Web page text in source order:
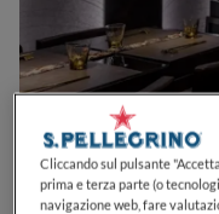
0
Cliccando sul pulsante
prima e terza parte (o
navigazione web, fare